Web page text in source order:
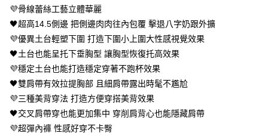
後付繳納相關費用。
是否繳費成功／繳費後需取消欲退款等相關疑問，請聯繫「AFTEE先享後付
客戶支援中心」https://netprotections.freshdesk.com/support/home
【注意事項】
１．透過由恩沛科技股份有限公司提供之「AFTEE先享後付」服務完成之交
易，需依本服務之必要範圍內提供個人資料，並將交易相關給付款項請求債
２．關於個人資料處理事宜，請瀏覽以下網址：
https://aftee.tw/terms/#terms3
３．未成年的使用者請事先徵得法定代理人或監護人之同意方可使用
「AFTEE先享後付」，若未經同意申辦者引起之損失，本公司不負相關責
每筆NT$80，滿NT$799(含以上)免運費
7-11 取貨付款約3～4天到貨
每筆NT$80，滿NT$799(含以上)免運費
付款後7-11取貨
每筆NT$80，滿NT$799(含以上)免運費
宅配
💜骨線蕾絲工藝立體華麗
🖤超高14.5側邊 把側邊肉肉往內包覆 擊退八字奶跟外擴
💜優異土台輕塑下圍 打造下圍小上圍大性感視覺效果
🖤土台也能呈托下垂胸型 讓胸型恢復托高效果
💜穩定土台也能打造穩定穿著不跑杯效果
🖤雙肩帶有效拉提胸部 且細肩帶露出時髦不尷尬
💜三種美背穿法 打造方便穿搭美背效果
🖤交叉肩帶穿也能更加集中 穿削肩背心也能隱藏肩帶
💜超彈內褲 性感好穿不卡臀